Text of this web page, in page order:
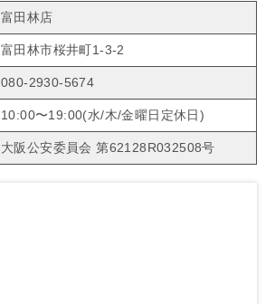
富田林店
富田林市桜井町1-3-2
080-2930-5674
10:00〜19:00(水/木/金曜日定休日)
大阪公安委員会 第62128R032508号